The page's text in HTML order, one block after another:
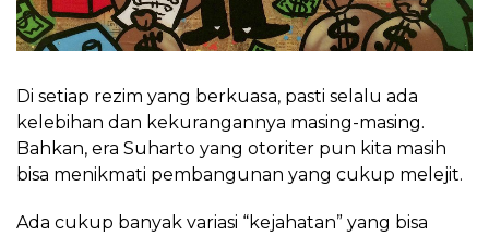
Di setiap rezim yang berkuasa, pasti selalu ada
kelebihan dan kekurangannya masing-masing.
Bahkan, era Suharto yang otoriter pun kita masih
bisa menikmati pembangunan yang cukup melejit.
Ada cukup banyak variasi “kejahatan” yang bisa